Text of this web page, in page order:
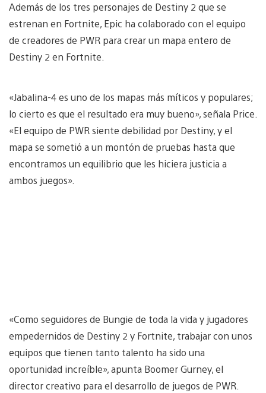
Además de los tres personajes de Destiny 2 que se
estrenan en Fortnite, Epic ha colaborado con el equipo
de creadores de PWR para crear un mapa entero de
Destiny 2 en Fortnite.
«Jabalina-4 es uno de los mapas más míticos y populares;
lo cierto es que el resultado era muy bueno», señala Price.
«El equipo de PWR siente debilidad por Destiny, y el
mapa se sometió a un montón de pruebas hasta que
encontramos un equilibrio que les hiciera justicia a
ambos juegos».
«Como seguidores de Bungie de toda la vida y jugadores
empedernidos de Destiny 2 y Fortnite, trabajar con unos
equipos que tienen tanto talento ha sido una
oportunidad increíble», apunta Boomer Gurney, el
director creativo para el desarrollo de juegos de PWR.